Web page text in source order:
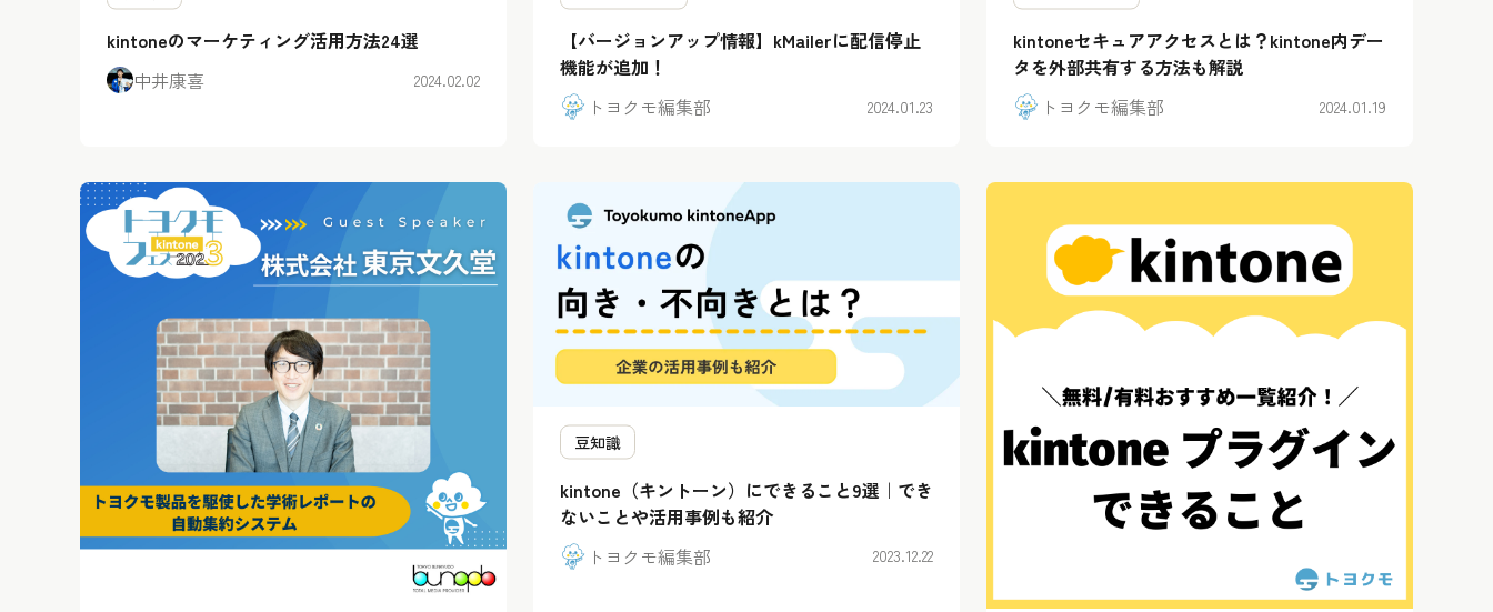
kintoneのマーケティング活用方法24選
中井康喜
2024.02.02
【バージョンアップ情報】kMailerに配信停止
機能が追加！
トヨクモ編集部
2024.01.23
kintoneセキュアアクセスとは？kintone内デー
タを外部共有する方法も解説
トヨクモ編集部
2024.01.19
豆知識
kintone（キントーン）にできること9選｜でき
ないことや活用事例も紹介
トヨクモ編集部
2023.12.22